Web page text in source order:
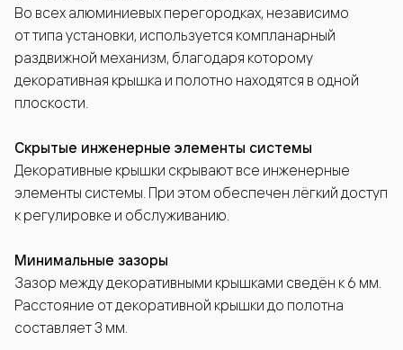
Во всех алюминиевых перегородках, независимо
от типа установки, используется компланарный
раздвижной механизм, благодаря которому
декоративная крышка и полотно находятся в одной
плоскости.
Скрытые инженерные элементы системы
Декоративные крышки скрывают все инженерные
элементы системы. При этом обеспечен лёгкий доступ
к регулировке и обслуживанию.
Минимальные зазоры
Зазор между декоративными крышками сведён к 6 мм.
Расстояние от декоративной крышки до полотна
составляет 3 мм.